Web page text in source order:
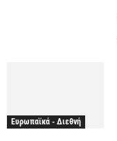
Ευρωπαϊκά - Διεθνή